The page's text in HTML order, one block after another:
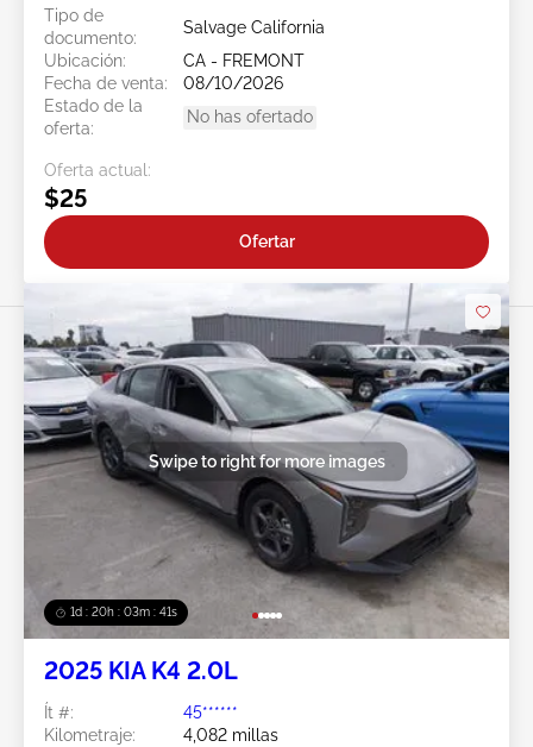
Tipo de
documento:
Salvage California
Ubicación:
CA - FREMONT
Fecha de venta:
08/10/2026
Estado de la
oferta:
No has ofertado
Oferta actual:
$25
Ofertar
1d : 20h : 03m : 38s
Swipe to right for more images
2025 KIA K4 2.0L
Ít #:
45******
Kilometraje:
4,082 millas